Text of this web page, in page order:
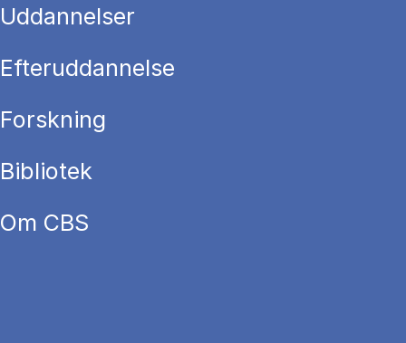
Uddannelser
Efteruddannelse
Forskning
Bibliotek
Om CBS